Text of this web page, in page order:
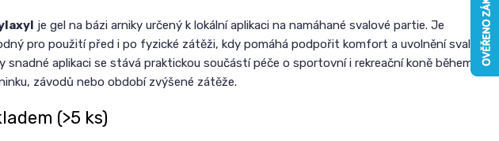
(>5 ks)
je gel na bázi arniky určený k lokální aplikaci na namáhané svalové partie. Je
pro použití před i po fyzické zátěži, kdy pomáhá podpořit komfort a uvolnění svalů.
snadné aplikaci se stává praktickou součástí péče o sportovní i rekreační koně během
závodů nebo období zvýšené zátěže.